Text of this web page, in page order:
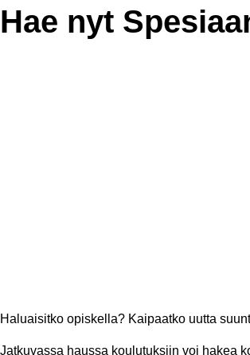
Hae nyt
Haluaisitko opiskella? Kaipaatko uutta
Jatkuvassa haussa koulutuksiin voi hakea